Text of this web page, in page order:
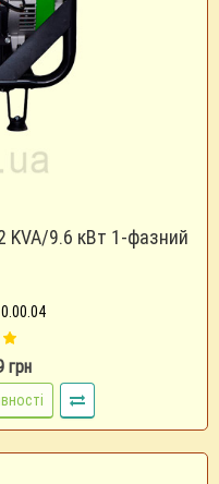
KVA/9.6 кВт 1-фазний
грн